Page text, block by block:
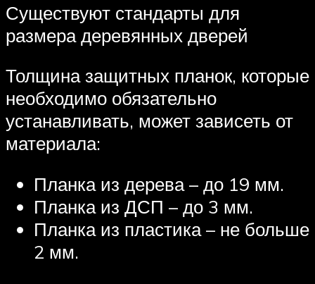
Существуют стандарты для
размера деревянных дверей
Толщина защитных планок, которые
необходимо обязательно
устанавливать, может зависеть от
материала:
Планка из дерева – до 19 мм.
Планка из ДСП – до 3 мм.
Планка из пластика – не больше
2 мм.